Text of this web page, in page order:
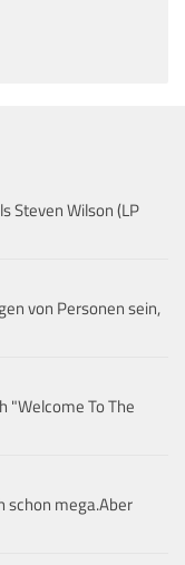
Steven Wilson (LP
von Personen sein,
"Welcome To The
schon mega.Aber